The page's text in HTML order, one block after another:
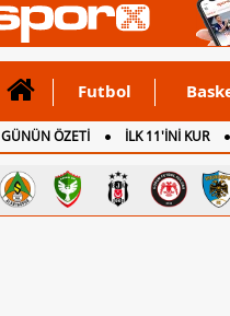
Futbol
GÜNÜN ÖZETİ İLK 11'İNİ KUR
CANLI ANLATIM
İNGİLTERE